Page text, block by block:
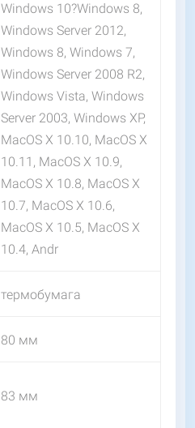
Windows 10?Windows 8,
Windows Server 2012,
Windows 8, Windows 7,
Windows Server 2008 R2,
Windows Vista, Windows
Server 2003, Windows XP,
MacOS X 10.10, MacOS X
10.11, MacOS X 10.9,
MacOS X 10.8, MacOS X
10.7, MacOS X 10.6,
MacOS X 10.5, MacOS X
10.4, Andr
термобумага
80 мм
83 мм